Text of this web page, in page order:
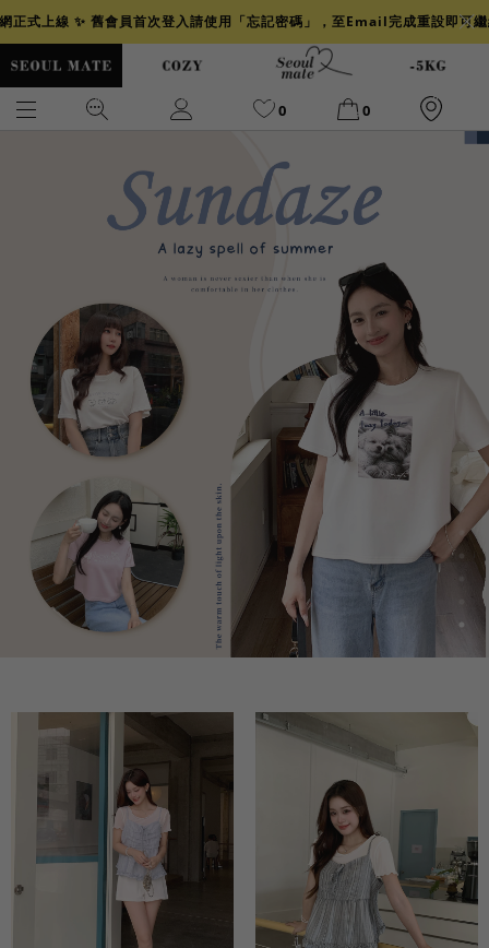
正式上線 ✨ 舊會員首次登入請使用「忘記密碼」，至Email完成重設即可
0 0
背心
透膚 小香 牛仔
襯衫 褲裙 冰感
涼感